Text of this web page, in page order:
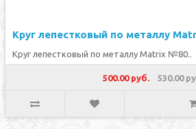
Круг лепестковый по металлу
Круг лепестковый по металлу Matrix №80..
500.00 руб. 530.00